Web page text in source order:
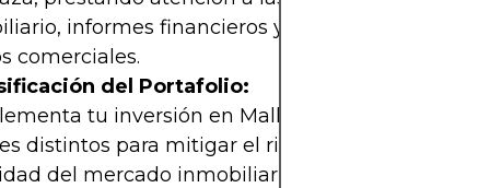
informes financieros y cambios en el
comerciales.
del Portafolio:
tu inversión en Mallplaza con otros
distintos para mitigar el riesgo inherente a la
del mercado inmobiliario y lograr una